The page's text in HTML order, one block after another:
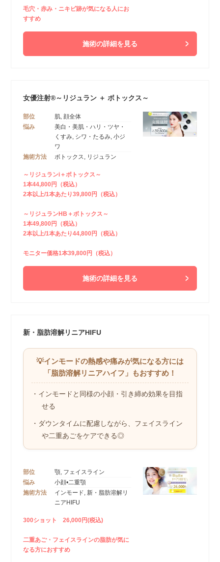
毛穴・赤み・ニキビ跡が気になる人にお
すすめ
施術の詳細を見る
女優注射®～リジュラン ＋ ボトックス～
部位
肌, 顔全体
悩み
美白・美肌・ハリ・ツヤ・
くすみ, シワ・たるみ, 小ジ
ワ
施術方法
ボトックス, リジュラン
～リジュランi＋ボトックス～
1本44,800円（税込）
2本以上/1本あたり39,800円（税込）
～リジュランHB＋ボトックス～
1本49,800円（税込）
2本以上/1本あたり44,800円（税込）
モニター価格1本39,800円（税込）
施術の詳細を見る
新・脂肪溶解リニアHIFU
💡インモードの熱感や痛みが気になる方には
「脂肪溶解リニアハイフ」もおすすめ！
・インモードと同様の小顔・引き締め効果を目指
せる
・ダウンタイムに配慮しながら、フェイスライン
や二重あごをケアできる◎
部位
顎, フェイスライン
悩み
小顔•二重顎
施術方法
インモード, 新・脂肪溶解リ
ニアHIFU
300ショット 26,000円(税込)
二重あご・フェイスラインの脂肪が気に
なる方におすすめ